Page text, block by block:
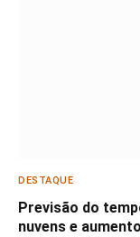
DESTAQUE
Previsão do
nuvens e